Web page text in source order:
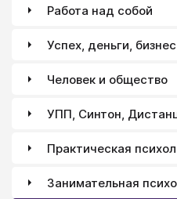
Работа над собой
Успех, деньги, бизнес
Человек и общество
УПП, Синтон,
Практическая
Занимательная